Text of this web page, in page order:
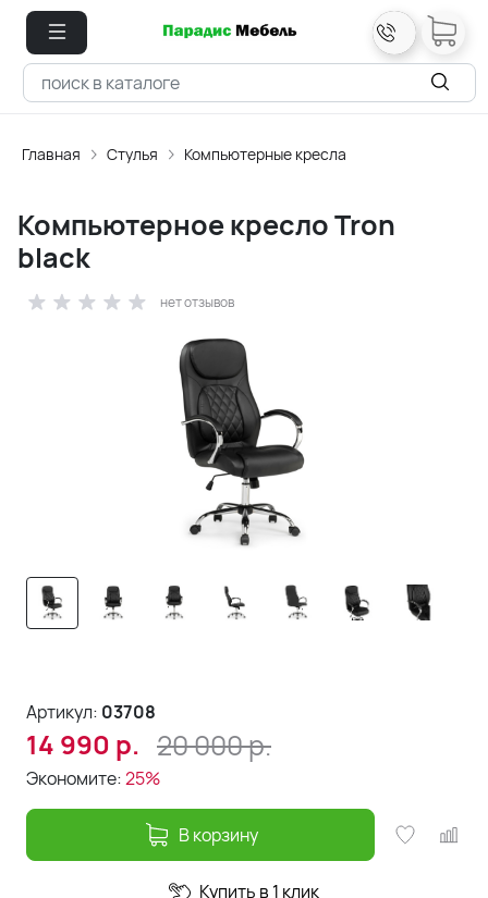
Главная Стулья Компьютерные кресла
Компьютерное кресло Tron
black
нет отзывов
Артикул: 03708
14 990 р. 20 000р.
Экономите:25%
В корзину
Купить в 1 клик